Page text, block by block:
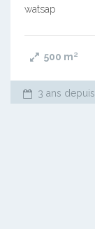
watsap
500 m²
3 ans depuis